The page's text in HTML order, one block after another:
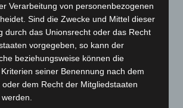
Verarbeitung von personenbezogenen
Sind die Zwecke und Mittel dieser
durch das Unionsrecht oder das Recht
vorgegeben, so kann der
beziehungsweise können die
seiner Benennung nach dem
oder dem Recht der Mitgliedstaaten